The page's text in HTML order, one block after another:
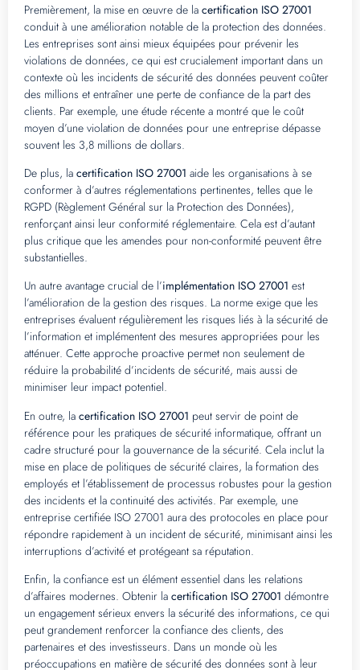
Premièrement, la mise en œuvre de la certification ISO 27001
conduit à une amélioration notable de la protection des données.
Les entreprises sont ainsi mieux équipées pour prévenir les
violations de données, ce qui est crucialement important dans un
contexte où les incidents de sécurité des données peuvent coûter
des millions et entraîner une perte de confiance de la part des
clients. Par exemple, une étude récente a montré que le coût
moyen d’une violation de données pour une entreprise dépasse
souvent les 3,8 millions de dollars.
De plus, la certification ISO 27001 aide les organisations à se
conformer à d’autres réglementations pertinentes, telles que le
RGPD (Règlement Général sur la Protection des Données),
renforçant ainsi leur conformité réglementaire. Cela est d’autant
plus critique que les amendes pour non-conformité peuvent être
substantielles.
Un autre avantage crucial de l’implémentation ISO 27001 est
l’amélioration de la gestion des risques. La norme exige que les
entreprises évaluent régulièrement les risques liés à la sécurité de
l’information et implémentent des mesures appropriées pour les
atténuer. Cette approche proactive permet non seulement de
réduire la probabilité d’incidents de sécurité, mais aussi de
minimiser leur impact potentiel.
En outre, la certification ISO 27001 peut servir de point de
référence pour les pratiques de sécurité informatique, offrant un
cadre structuré pour la gouvernance de la sécurité. Cela inclut la
mise en place de politiques de sécurité claires, la formation des
employés et l’établissement de processus robustes pour la gestion
des incidents et la continuité des activités. Par exemple, une
entreprise certifiée ISO 27001 aura des protocoles en place pour
répondre rapidement à un incident de sécurité, minimisant ainsi les
interruptions d’activité et protégeant sa réputation.
Enfin, la confiance est un élément essentiel dans les relations
d’affaires modernes. Obtenir la certification ISO 27001 démontre
un engagement sérieux envers la sécurité des informations, ce qui
peut grandement renforcer la confiance des clients, des
partenaires et des investisseurs. Dans un monde où les
préoccupations en matière de sécurité des données sont à leur